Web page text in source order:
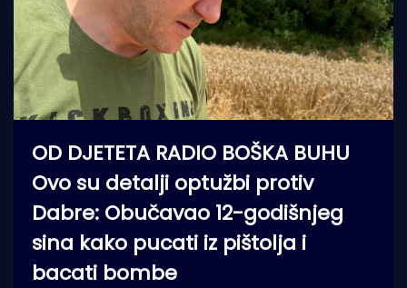
OD DJETETA RADIO BOŠKA BUHU
Ovo su detalji optužbi protiv
Dabre: Obučavao 12-godišnjeg
sina kako pucati iz pištolja i
bacati bombe